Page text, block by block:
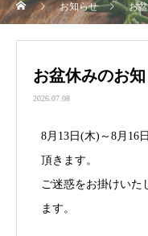
お知らせ お
お盆休みのお
2026.07.08
8月13日(木)～8月16
頂きます。
ご迷惑をお掛けいた
ます。